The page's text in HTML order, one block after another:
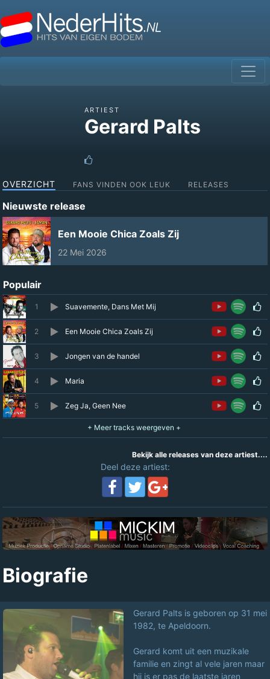
ARTIEST
Gerard Palts
OVERZICHT FANS VINDEN OOK LEUK RELEASES
Nieuwste release
Een Mooie Chica Zoals Zij
22 Mei 2026
Populair
1 Suavemente, Dans Met Mij
2 Een Mooie Chica Zoals Zij
3 Jongen van de handel
4 Maria
5 Zeg Ja, Geen Nee
Bekijk alle releases van deze artiest....
Deel deze artiest:
Biografie
Gerard Palts is geboren op 31 mei
1982, te Apeldoorn.
Gerard komt uit een muzikale
familie en zingt al vele jaren maar
hij is er pas de laatste jaren